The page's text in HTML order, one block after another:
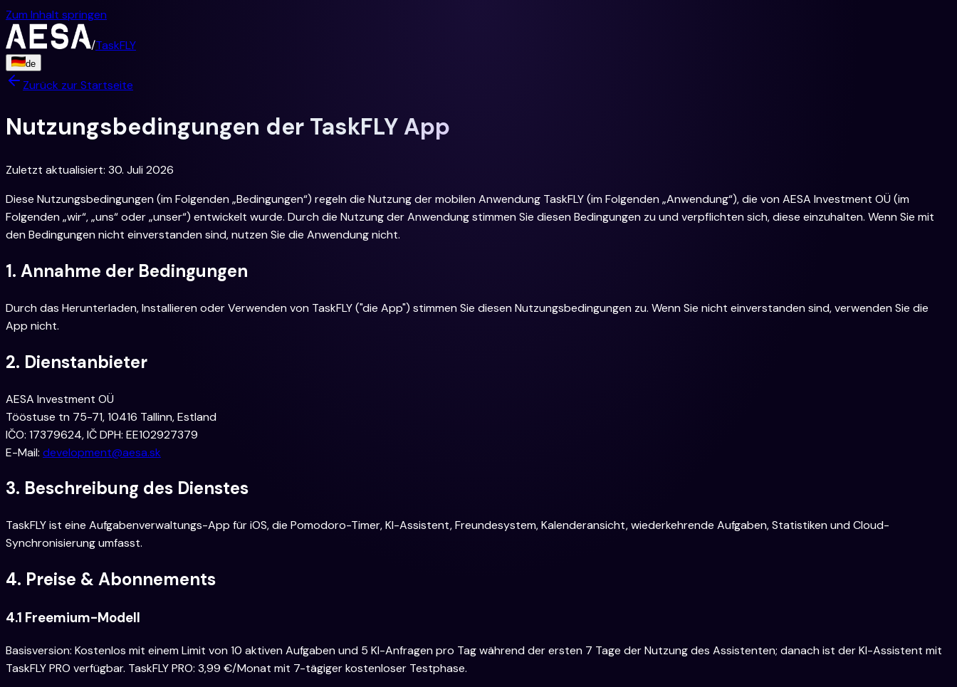
Zum Inhalt springen
/TaskFLY
de
Zurück zur Startseite
Nutzungsbedingungen der TaskFLY App
Zuletzt aktualisiert: 30. Juli 2026
Diese Nutzungsbedingungen (im Folgenden „Bedingungen“) regeln die Nutzung der mobilen Anwendung TaskFLY (im Folgenden „Anwendung“), die von AESA Investment OÜ (im
Folgenden „wir“, „uns“ oder „unser“) entwickelt wurde. Durch die Nutzung der Anwendung stimmen Sie diesen Bedingungen zu und verpflichten sich, diese einzuhalten. Wenn Sie mit
den Bedingungen nicht einverstanden sind, nutzen Sie die Anwendung nicht.
1. Annahme der Bedingungen
Durch das Herunterladen, Installieren oder Verwenden von TaskFLY ("die App") stimmen Sie diesen Nutzungsbedingungen zu. Wenn Sie nicht einverstanden sind, verwenden Sie die
App nicht.
2. Dienstanbieter
AESA Investment OÜ
Tööstuse tn 75-71, 10416 Tallinn, Estland
IČO: 17379624, IČ DPH: EE102927379
E-Mail: development@aesa.sk
3. Beschreibung des Dienstes
TaskFLY ist eine Aufgabenverwaltungs-App für iOS, die Pomodoro-Timer, KI-Assistent, Freundesystem, Kalenderansicht, wiederkehrende Aufgaben, Statistiken und Cloud-
Synchronisierung umfasst.
4. Preise & Abonnements
4.1 Freemium-Modell
Basisversion: Kostenlos mit einem Limit von 10 aktiven Aufgaben und 5 KI-Anfragen pro Tag während der ersten 7 Tage der Nutzung des Assistenten; danach ist der KI-Assistent mit
TaskFLY PRO verfügbar. TaskFLY PRO: 3,99 €/Monat mit 7-tägiger kostenloser Testphase.